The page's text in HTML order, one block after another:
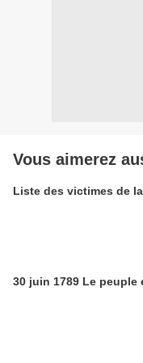
Vous aimerez
Liste des victimes de
30 juin 1789 Le